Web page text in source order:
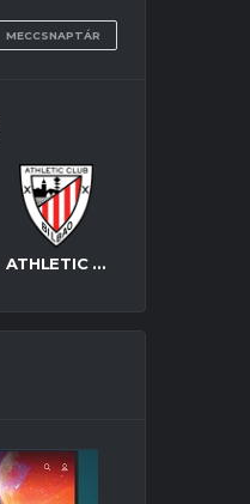
MECCSNAPTÁR
ATHLETIC BILBAO